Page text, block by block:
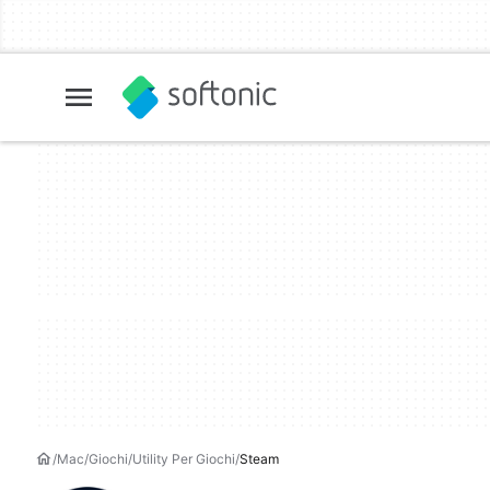
Mac Giochi Utility Per Giochi Steam